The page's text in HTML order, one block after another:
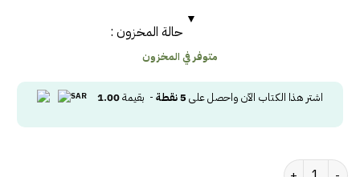
حالة المخزون :
متوفر في المخزون
اشتر هذا الكتاب الآن واحصل على 5نقطة - بقيمة1.00
كمية حارس القضايا الضائع